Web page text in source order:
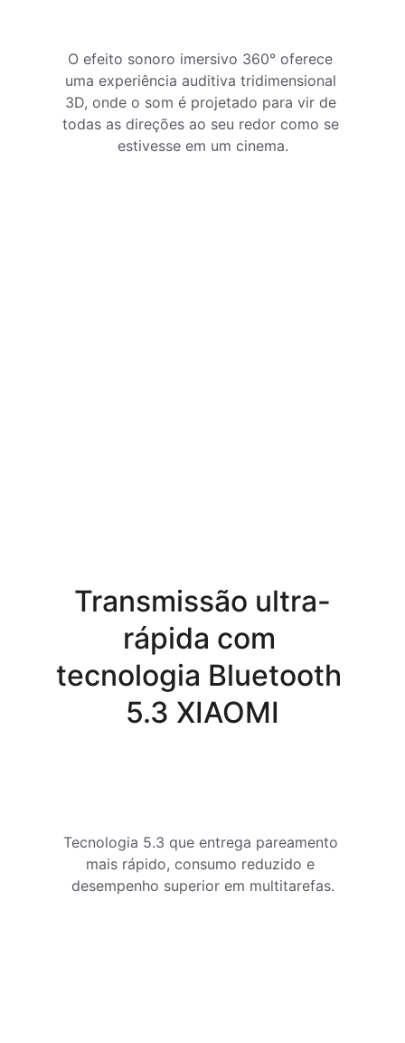
O efeito sonoro imersivo 360° oferece
uma experiência auditiva tridimensional
3D, onde o som é projetado para vir de
todas as direções ao seu redor como se
estivesse em um cinema.
Transmissão ultra-
rápida com
tecnologia Bluetooth
5.3 XIAOMI
Tecnologia 5.3 que entrega pareamento
mais rápido, consumo reduzido e
desempenho superior em multitarefas.